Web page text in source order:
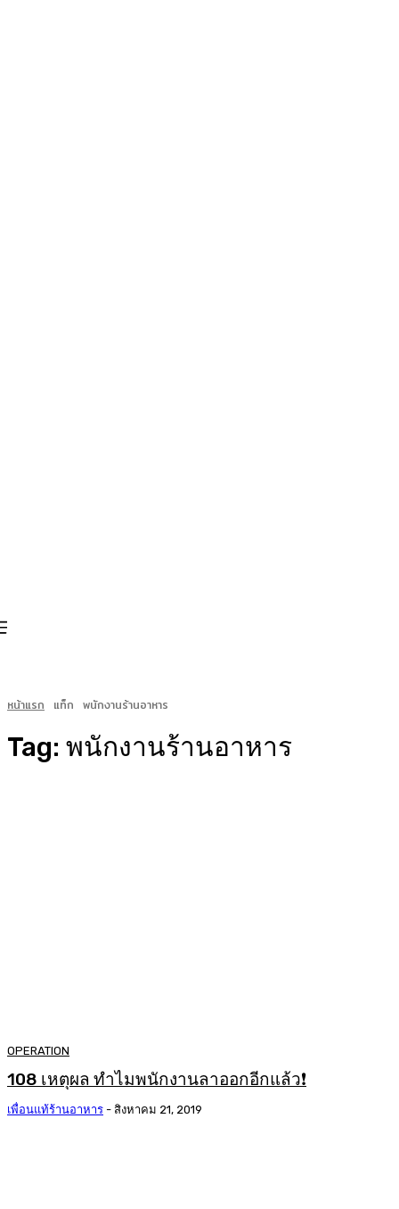
หน้าแรก แท็ก พนักงานร้านอาหาร
Tag: พนักงานร้านอาหาร
OPERATION
108 เหตุผล ทำไมพนักงานลาออกอีกแล้ว❗
เพื่อนแท้ร้านอาหาร - สิงหาคม 21, 2019